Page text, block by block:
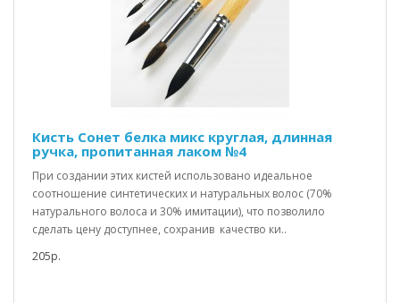
Кисть Сонет белка микс круглая, длинная
ручка, пропитанная лаком №4
При создании этих кистей использовано идеальное
соотношение синтетических и натуральных волос (70%
натурального волоса и 30% имитации), что позволило
сделать цену доступнее, сохранив качество ки..
205р.